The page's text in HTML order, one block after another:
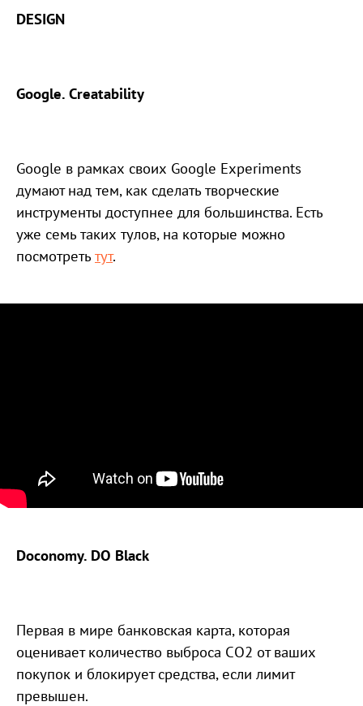
DESIGN
Google. Creatability
Google в рамках своих Google Experiments
думают над тем, как сделать творческие
инструменты доступнее для большинства. Есть
уже семь таких тулов, на которые можно
посмотреть тут.
Doconomy. DO Black
Первая в мире банковская карта, которая
оценивает количество выброса CO2 от ваших
покупок и блокирует средства, если лимит
превышен.